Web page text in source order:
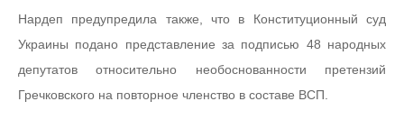
Нардеп предупредила также, что в Конституционный суд
Украины подано представление за подписью 48 народных
депутатов относительно необоснованности претензий
Гречковского на повторное членство в составе ВСП.